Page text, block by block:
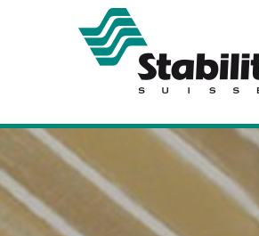
Pasar al contenido principal